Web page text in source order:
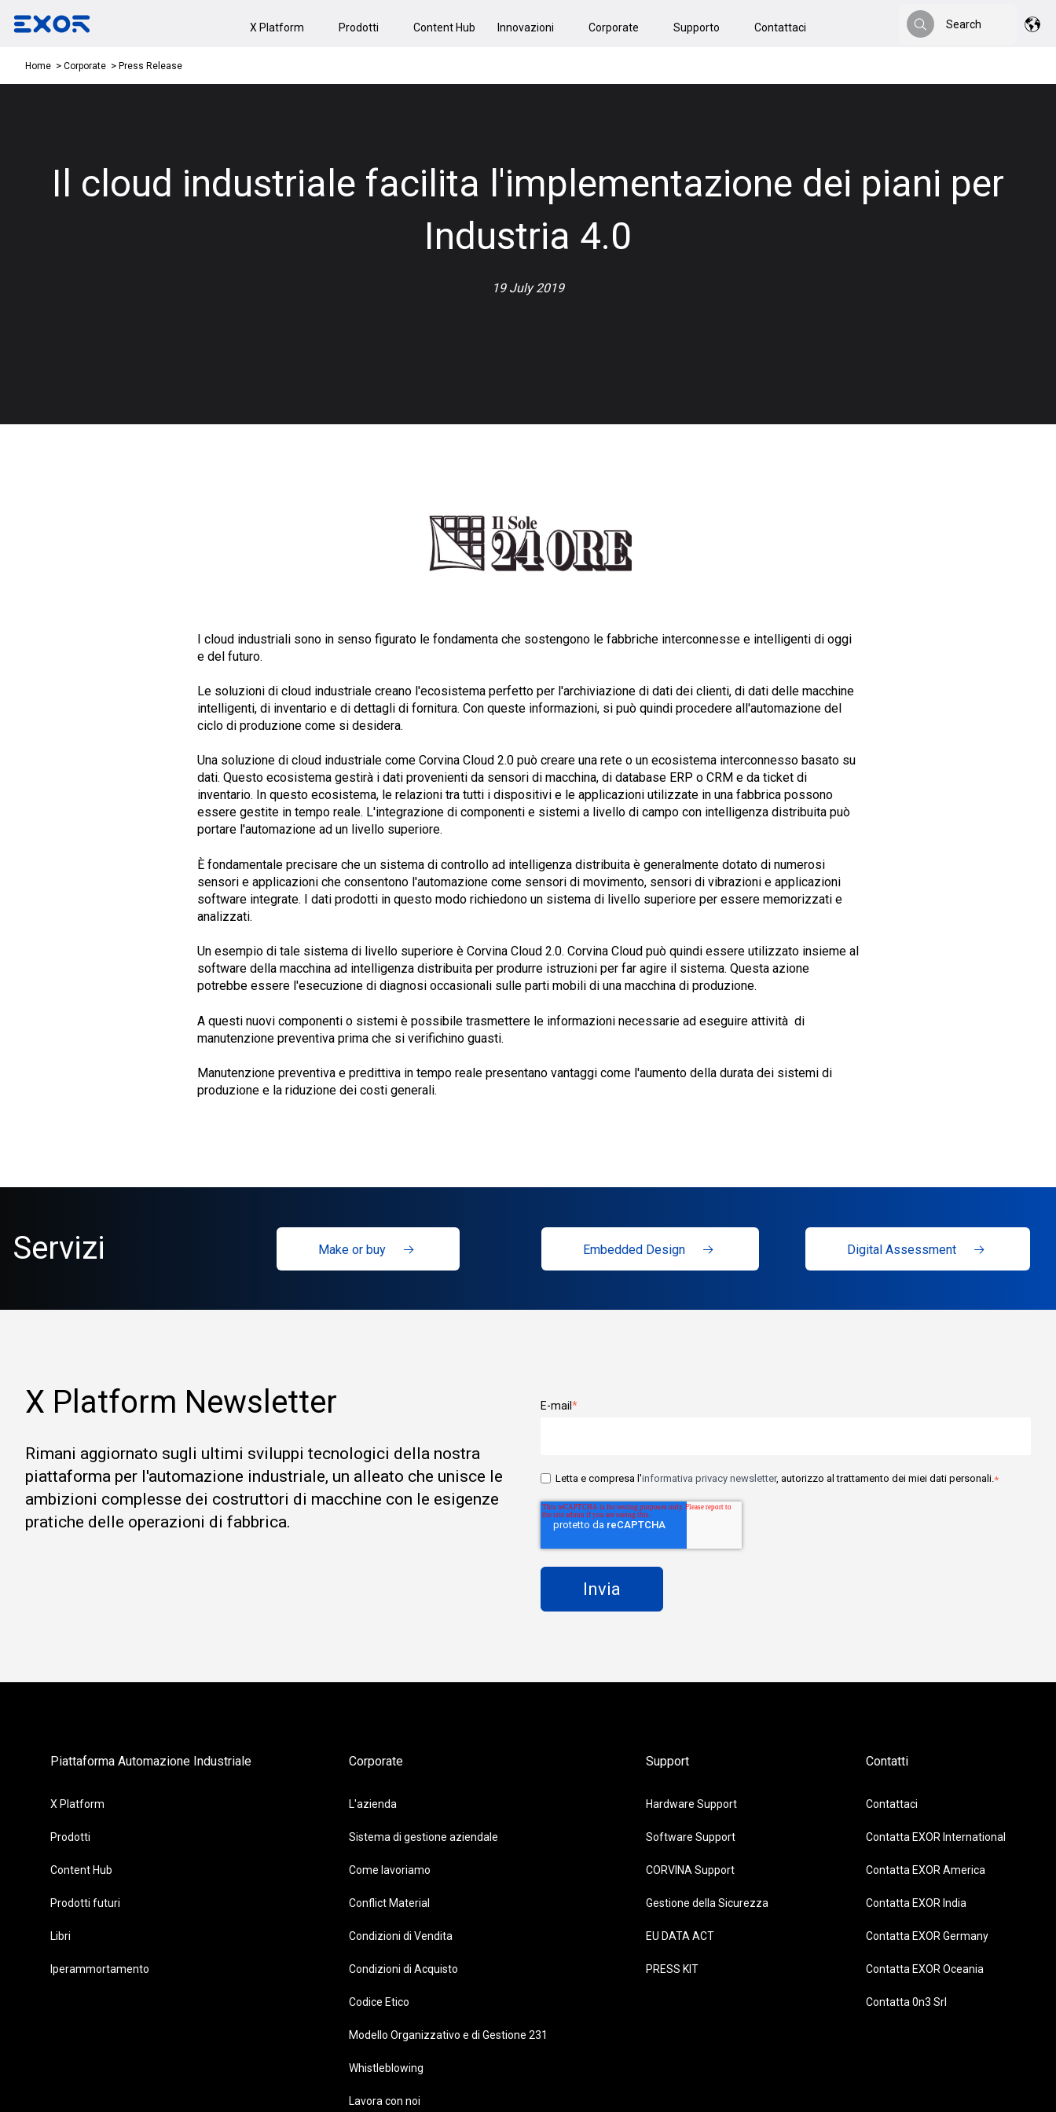
X Platform Prodotti Content Hub Innovazioni Corporate Supporto Contattaci
Search
Search
Home Corporate Press Release
Il cloud industriale facilita l'implementazione dei piani per
Industria 4.0
19 July 2019
I cloud industriali sono in senso figurato le fondamenta che sostengono le fabbriche interconnesse e intelligenti di oggi
e del futuro.
Le soluzioni di cloud industriale creano l'ecosistema perfetto per l'archiviazione di dati dei clienti, di dati delle macchine
intelligenti, di inventario e di dettagli di fornitura. Con queste informazioni, si può quindi procedere all'automazione del
ciclo di produzione come si desidera.
Una soluzione di cloud industriale come Corvina Cloud 2.0 può creare una rete o un ecosistema interconnesso basato su
dati. Questo ecosistema gestirà i dati provenienti da sensori di macchina, di database ERP o CRM e da ticket di
inventario. In questo ecosistema, le relazioni tra tutti i dispositivi e le applicazioni utilizzate in una fabbrica possono
essere gestite in tempo reale. L'integrazione di componenti e sistemi a livello di campo con intelligenza distribuita può
portare l'automazione ad un livello superiore.
È fondamentale precisare che un sistema di controllo ad intelligenza distribuita è generalmente dotato di numerosi
sensori e applicazioni che consentono l'automazione come sensori di movimento, sensori di vibrazioni e applicazioni
software integrate. I dati prodotti in questo modo richiedono un sistema di livello superiore per essere memorizzati e
analizzati.
Un esempio di tale sistema di livello superiore è Corvina Cloud 2.0. Corvina Cloud può quindi essere utilizzato insieme al
software della macchina ad intelligenza distribuita per produrre istruzioni per far agire il sistema. Questa azione
potrebbe essere l'esecuzione di diagnosi occasionali sulle parti mobili di una macchina di produzione.
A questi nuovi componenti o sistemi è possibile trasmettere le informazioni necessarie ad eseguire attività di
manutenzione preventiva prima che si verifichino guasti.
Manutenzione preventiva e predittiva in tempo reale presentano vantaggi come l'aumento della durata dei sistemi di
produzione e la riduzione dei costi generali.
Servizi Make or buy Embedded Design Digital Assessment
X Platform Newsletter
Rimani aggiornato sugli ultimi sviluppi tecnologici della nostra
piattaforma per l'automazione industriale, un alleato che unisce le
ambizioni complesse dei costruttori di macchine con le esigenze
pratiche delle operazioni di fabbrica.
E-mail*
Letta e compresa l'informativa privacy newsletter, autorizzo al trattamento dei miei dati personali.*
Piattaforma Automazione Industriale
X Platform
Prodotti
Content Hub
Prodotti futuri
Libri
Iperammortamento
Corporate
L'azienda
Sistema di gestione aziendale
Come lavoriamo
Conflict Material
Condizioni di Vendita
Condizioni di Acquisto
Codice Etico
Modello Organizzativo e di Gestione 231
Whistleblowing
Lavora con noi
Support
Hardware Support
Software Support
CORVINA Support
Gestione della Sicurezza
EU DATA ACT
PRESS KIT
Contatti
Contattaci
Contatta EXOR International
Contatta EXOR America
Contatta EXOR India
Contatta EXOR Germany
Contatta EXOR Oceania
Contatta 0n3 Srl